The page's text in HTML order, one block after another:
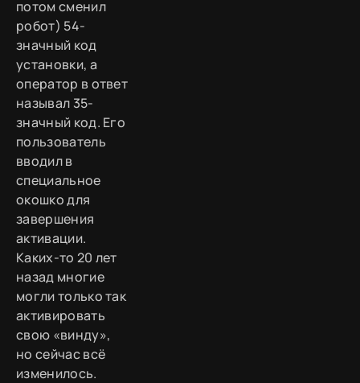
потом сменил
робот) 54-
значный код
установки, а
оператор в ответ
называл 35-
значный код. Его
пользователь
вводил в
специальное
окошко для
завершения
активации.
Каких-то 20 лет
назад многие
могли только так
активировать
свою «винду»,
но сейчас всё
изменилось.